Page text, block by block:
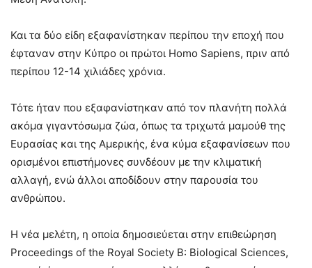
Και τα δύο είδη εξαφανίστηκαν περίπου την εποχή που
έφταναν στην Κύπρο οι πρώτοι Homo Sapiens, πριν από
περίπου 12-14 χιλιάδες χρόνια.
Τότε ήταν που εξαφανίστηκαν από τον πλανήτη πολλά
ακόμα γιγαντόσωμα ζώα, όπως τα τριχωτά μαμούθ της
Ευρασίας και της Αμερικής, ένα κύμα εξαφανίσεων που
ορισμένοι επιστήμονες συνδέουν με την κλιματική
αλλαγή, ενώ άλλοι αποδίδουν στην παρουσία του
ανθρώπου.
Η νέα μελέτη, η οποία δημοσιεύεται στην επιθεώρηση
Proceedings of the Royal Society B: Biological Sciences,